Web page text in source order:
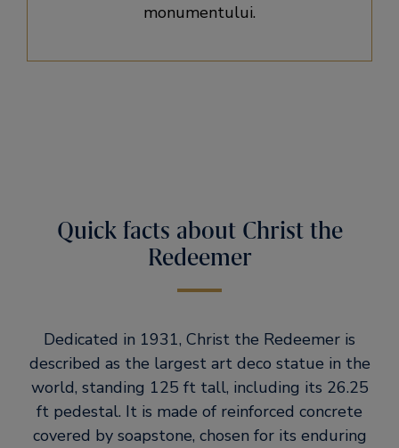
monumentului.
Quick facts about Christ the
Redeemer
Dedicated in 1931, Christ the Redeemer is
described as the largest art deco statue in the
world, standing 125 ft tall, including its 26.25
ft pedestal. It is made of reinforced concrete
covered by soapstone, chosen for its enduring